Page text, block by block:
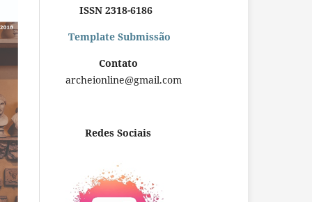
ISSN 2318-6186
Template Submissão
Contato
archeionline@gmail.com
Redes Sociais